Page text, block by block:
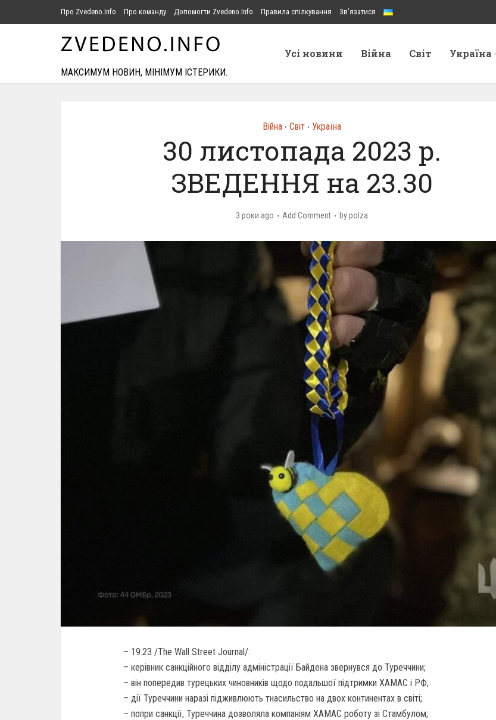
Про Zvedeno.Info Про команду Допомогти Zvedeno.Info Правила спілкування Зв’язатися
МАКСИМУМ НОВИН, МІНІМУМ ІСТЕРИКИ.
Усі новини Війна Світ Україна
Війна • Світ • Україна
30 листопада 2023 р.
ЗВЕДЕННЯ на 23.30
3 роки ago Add Comment bypolza
– 19.23 /The Wall Street Journal/:
– керівник санкційного відділу адміністрації Байдена звернувся до Туреччини;
– він попередив турецьких чиновників щодо подальшої підтримки ХАМАС і РФ;
– дії Туреччини наразі підживлюють тнасильство на двох континентах в світі;
– попри санкції, Туреччина дозволяла компаніям ХАМАС роботу зі Стамбулом;